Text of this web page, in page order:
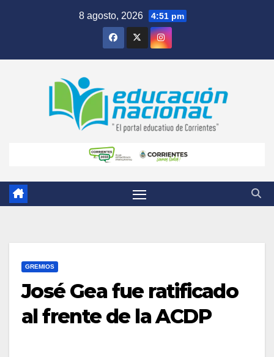
8 agosto, 2026 4:51 pm
GREMIOS
José Gea fue ratificado
al frente de la ACDP